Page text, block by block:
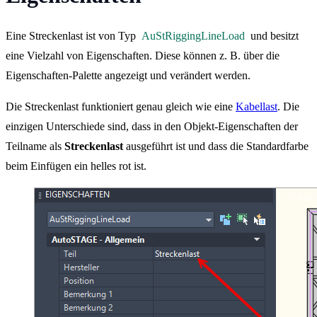
Eine Streckenlast ist von Typ AuStRiggingLineLoad und besitzt
eine Vielzahl von Eigenschaften. Diese können z. B. über die
Eigenschaften-Palette angezeigt und verändert werden.
Die Streckenlast funktioniert genau gleich wie eine Kabellast. Die
einzigen Unterschiede sind, dass in den Objekt-Eigenschaften der
Teilname als Streckenlast ausgeführt ist und dass die Standardfarbe
beim Einfügen ein helles rot ist.